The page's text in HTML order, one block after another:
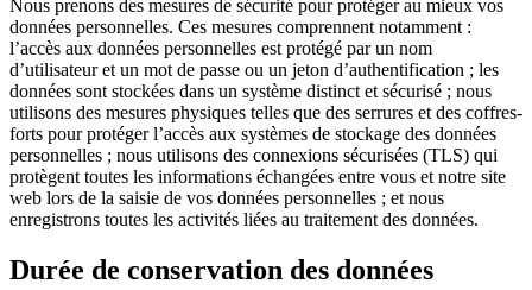
Nous prenons des mesures de sécurité pour protéger au mieux vos
données personnelles. Ces mesures comprennent notamment :
l’accès aux données personnelles est protégé par un nom
d’utilisateur et un mot de passe ou un jeton d’authentification ; les
données sont stockées dans un système distinct et sécurisé ; nous
utilisons des mesures physiques telles que des serrures et des coffres-
forts pour protéger l’accès aux systèmes de stockage des données
personnelles ; nous utilisons des connexions sécurisées (TLS) qui
protègent toutes les informations échangées entre vous et notre site
web lors de la saisie de vos données personnelles ; et nous
enregistrons toutes les activités liées au traitement des données.
Durée de conservation des données